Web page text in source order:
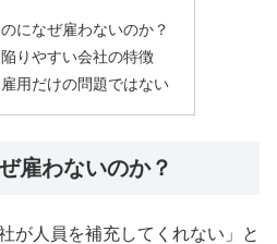
になぜ雇わないのか？
りやすい会社の特徴
用だけの問題ではない
雇わないのか？
が人員を補充してくれない」と